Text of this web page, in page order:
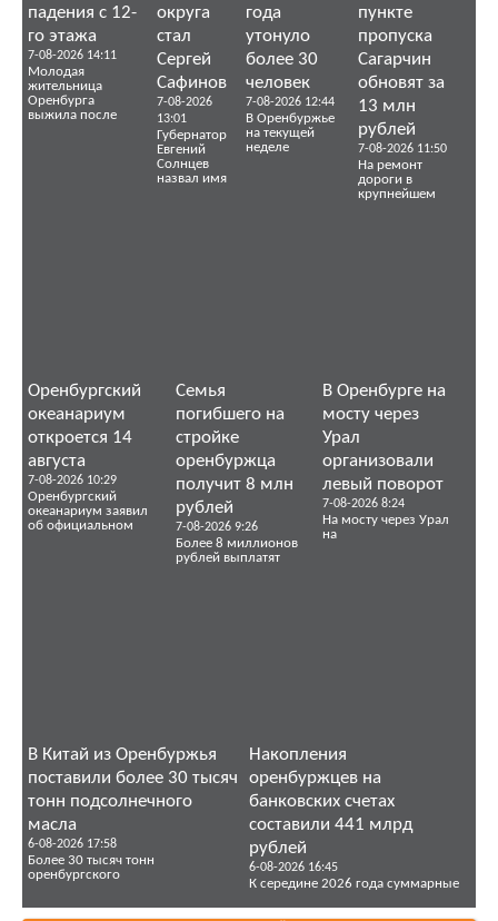
падения с 12-
го этажа
7-08-2026 14:11
Молодая
жительница
Оренбурга
выжила после
округа
стал
Сергей
Сафинов
7-08-2026
13:01
Губернатор
Евгений
Солнцев
назвал имя
года
утонуло
более 30
человек
7-08-2026 12:44
В Оренбуржье
на текущей
неделе
пункте
пропуска
Сагарчин
обновят за
13 млн
рублей
7-08-2026 11:50
На ремонт
дороги в
крупнейшем
Оренбургский
океанариум
откроется 14
августа
7-08-2026 10:29
Оренбургский
океанариум заявил
об официальном
Семья
погибшего на
стройке
оренбуржца
получит 8 млн
рублей
7-08-2026 9:26
Более 8 миллионов
рублей выплатят
В Оренбурге на
мосту через
Урал
организовали
левый поворот
7-08-2026 8:24
На мосту через Урал
на
В Китай из Оренбуржья
поставили более 30 тысяч
тонн подсолнечного
масла
6-08-2026 17:58
Более 30 тысяч тонн
оренбургского
Накопления
оренбуржцев на
банковских счетах
составили 441 млрд
рублей
6-08-2026 16:45
К середине 2026 года суммарные